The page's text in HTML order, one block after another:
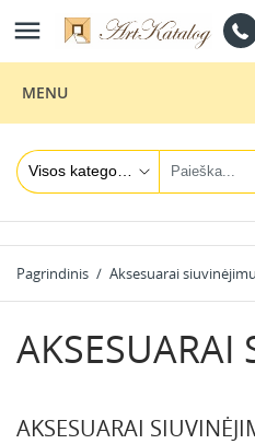

MENU
Pagrindinis Aksesuarai
AKSESUARAI
AKSESUARAI